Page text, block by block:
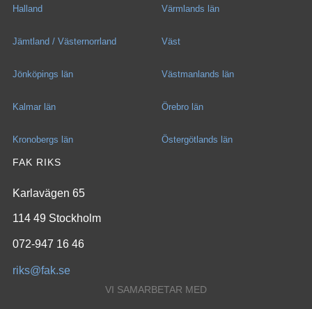
Halland
Jämtland / Västernorrland
Jönköpings län
Kalmar län
Kronobergs län
Värmlands län
Väst
Västmanlands län
Örebro län
Östergötlands län
FAK RIKS
Karlavägen 65
114 49 Stockholm
072-947 16 46
riks@fak.se
VI SAMARBETAR MED